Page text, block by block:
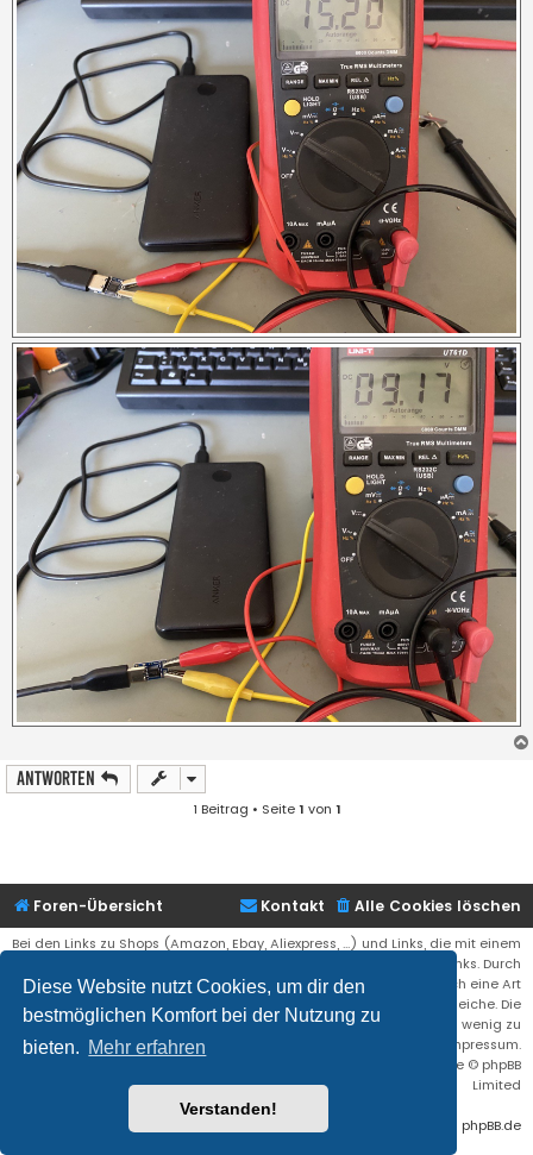
Diese Website nutzt Cookies, um dir den
bestmöglichen Komfort bei der Nutzung zu
bieten. Mehr erfahren
Verstanden!
Antworten
1 Beitrag • Seite1 von 1
Foren-Übersicht Alle Cookies löschen
Kontakt
Bei den Links zu Shops (Amazon, Ebay, Aliexpress, ...) und Links, die mit einem
Stern (*) markiert sind, kann es sich um sogenannte Affiliate Links. Durch
den Kauf eines Produktes über einen Affiliate Link erhälte ich eine Art
Umsatzbeteiligung gutgeschrieben. Für euch bleibt der Preis der gleiche. Die
Einnahmen helfen die Hostgebühren für diese Webseite ein wenig zu
reduzieren. Siehe auch das Impressum.
® Forum Software © phpBB
Limited
Deutsche Übersetzung durch phpBB.de